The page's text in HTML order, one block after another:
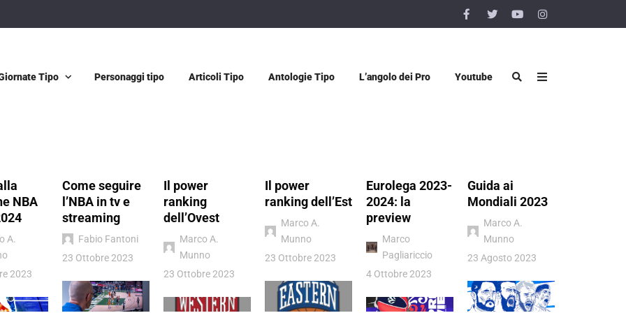
Tipo Personaggi tipo Articoli Tipo Antologie Tipo L’angolo dei Pro Youtube
NBA
A.
2023
Come seguire
l’NBA in tv e
streaming
Fabio Fantoni
23 Ottobre 2023
Il power
ranking
dell’Ovest
Marco A.
Munno
23 Ottobre 2023
Il power
ranking dell’Est
Marco A.
Munno
23 Ottobre 2023
Eurolega 2023-
2024: la
preview
Marco
Pagliariccio
4 Ottobre 2023
Guida ai
Mondiali 2023
Marco A.
Munno
23 Agosto 2023